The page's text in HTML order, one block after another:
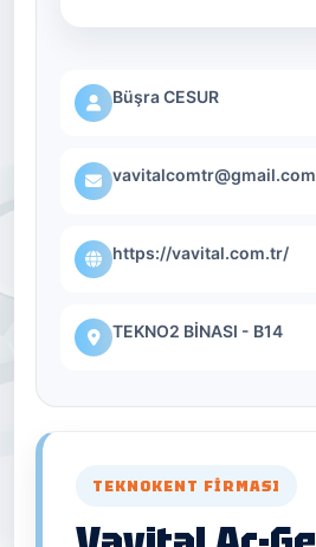
Büşra CESUR
vavitalcomtr@gmail.com
https://vavital.com.tr/
TEKNO2 BİNASI - B14
TEKNOKENT FIRMASI